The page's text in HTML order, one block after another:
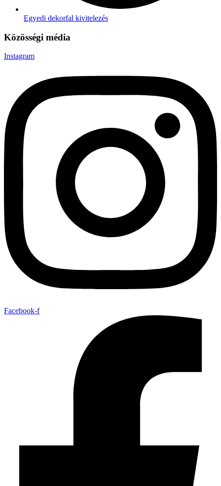
Egyedi dekorfal kivitelezés
Közösségi média
Instagram
Facebook-f